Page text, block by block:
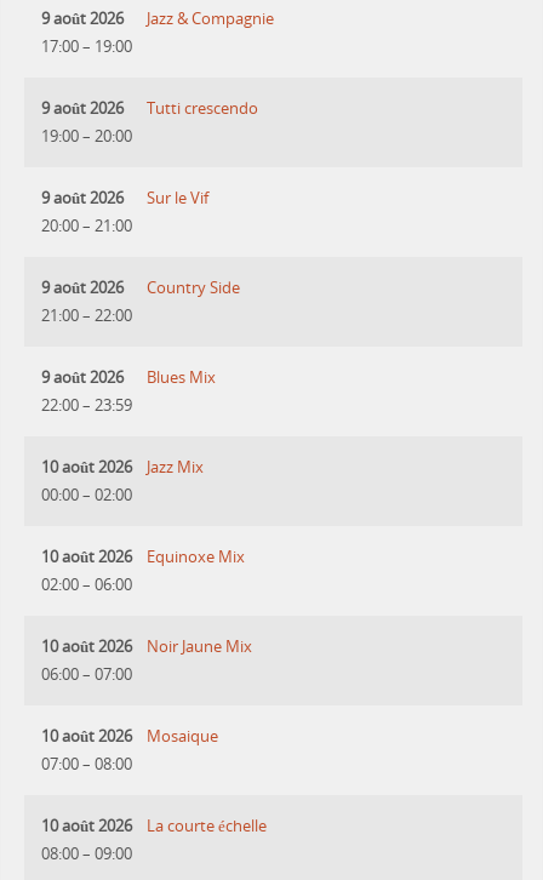
9 août 2026
17:00– 19:00
Jazz & Compagnie
9 août 2026
19:00– 20:00
Tutti crescendo
9 août 2026
20:00– 21:00
Sur le Vif
9 août 2026
21:00– 22:00
Country Side
9 août 2026
22:00– 23:59
Blues Mix
10 août 2026
00:00– 02:00
Jazz Mix
10 août 2026
02:00– 06:00
Equinoxe Mix
10 août 2026
06:00– 07:00
Noir Jaune Mix
10 août 2026
07:00– 08:00
Mosaique
10 août 2026
08:00– 09:00
La courte échelle